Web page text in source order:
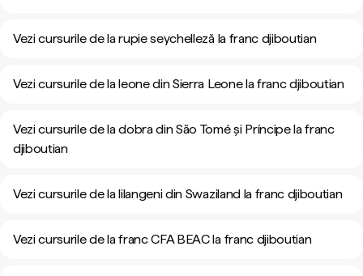
Vezi cursurile de la rupie seychelleză la franc djiboutian
Vezi cursurile de la leone din Sierra Leone la franc djiboutian
Vezi cursurile de la dobra din São Tomé și Príncipe la franc
djiboutian
Vezi cursurile de la lilangeni din Swaziland la franc djiboutian
Vezi cursurile de la franc CFA BEAC la franc djiboutian